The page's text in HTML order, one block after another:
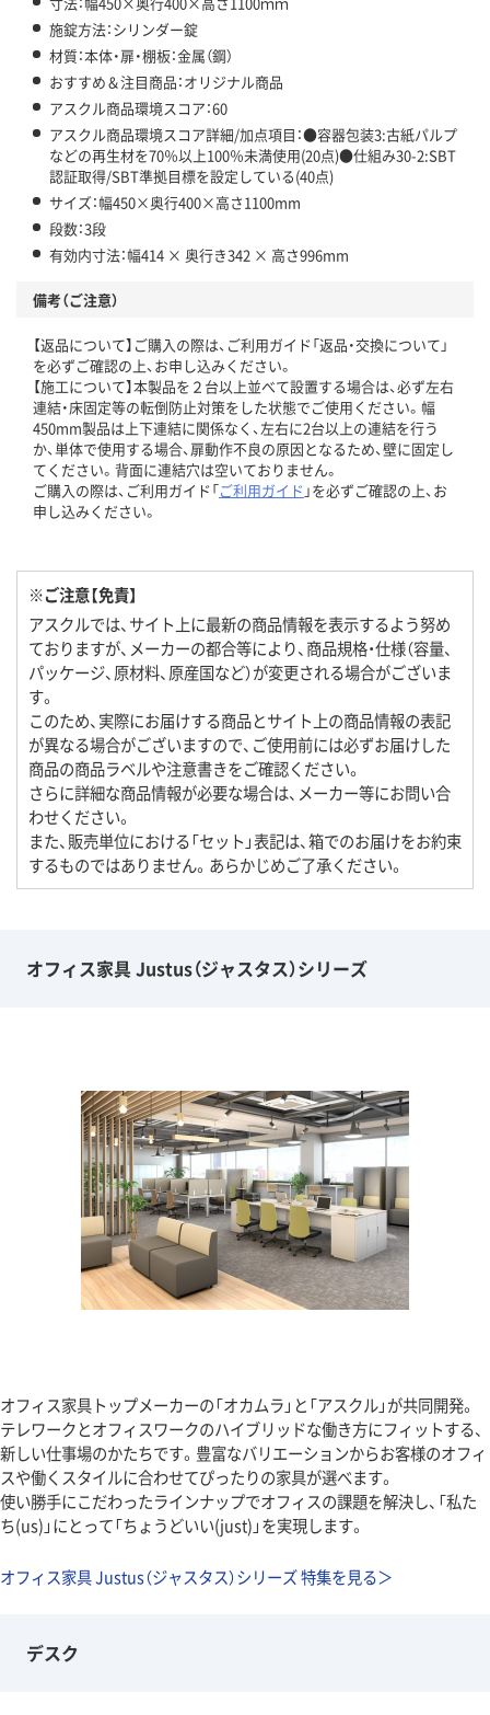
施錠方法：シリンダー錠
材質：本体・扉・棚板：金属（鋼）
おすすめ＆注目商品：オリジナル商品
アスクル商品環境スコア：60
アスクル商品環境スコア詳細/加点項目：●容器包装3:古紙パルプ
などの再生材を70％以上100％未満使用(20点)●仕組み30-2:SBT
認証取得/SBT準拠目標を設定している(40点)
サイズ：幅450×奥行400×高さ1100mm
段数：3段
有効内寸法：幅414 × 奥行き342 × 高さ996mm
備考（ご注意）
【返品について】ご購入の際は、ご利用ガイド「返品・交換について」
を必ずご確認の上、お申し込みください。
【施工について】本製品を２台以上並べて設置する場合は、必ず左右
連結・床固定等の転倒防止対策をした状態でご使用ください。幅
450mm製品は上下連結に関係なく、左右に2台以上の連結を行う
か、単体で使用する場合、扉動作不良の原因となるため、壁に固定し
てください。背面に連結穴は空いておりません。
ご購入の際は、ご利用ガイド「ご利用ガイド 」を必ずご確認の上、お
申し込みください。
※ご注意【免責】
アスクルでは、サイト上に最新の商品情報を表示するよう努め
ておりますが、メーカーの都合等により、商品規格・仕様（容量、
パッケージ、原材料、原産国など）が変更される場合がございま
す。
このため、実際にお届けする商品とサイト上の商品情報の表記
が異なる場合がございますので、ご使用前には必ずお届けした
商品の商品ラベルや注意書きをご確認ください。
さらに詳細な商品情報が必要な場合は、メーカー等にお問い合
わせください。
また、販売単位における「セット」表記は、箱でのお届けをお約束
するものではありません。あらかじめご了承ください。
オフィス家具 Justus（ジャスタス）シリーズ
オフィス家具トップメーカーの「オカムラ」と「アスクル」が共同開発。
テレワークとオフィスワークのハイブリッドな働き方にフィットする、
新しい仕事場のかたちです。豊富なバリエーションからお客様のオフィ
スや働くスタイルに合わせてぴったりの家具が選べます。
使い勝手にこだわったラインナップでオフィスの課題を解決し、「私た
ち(us)」にとって「ちょうどいい(just)」を実現します。
オフィス家具 Justus（ジャスタス）シリーズ 特集を見る＞
デスク